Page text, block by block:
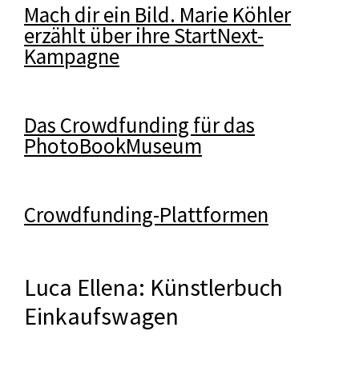
Mach dir ein Bild. Marie Köhler
erzählt über ihre StartNext-
Kampagne
Das Crowdfunding für das
PhotoBookMuseum
Crowdfunding-Plattformen
Luca Ellena: Künstlerbuch
Einkaufswagen